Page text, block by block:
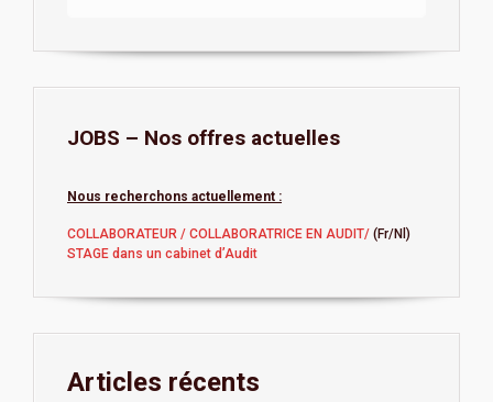
JOBS – Nos offres actuelles
Nous recherchons actuellement :
COLLABORATEUR / COLLABORATRICE EN AUDIT/ (Fr/Nl)
STAGE dans un cabinet d’Audit
Articles récents